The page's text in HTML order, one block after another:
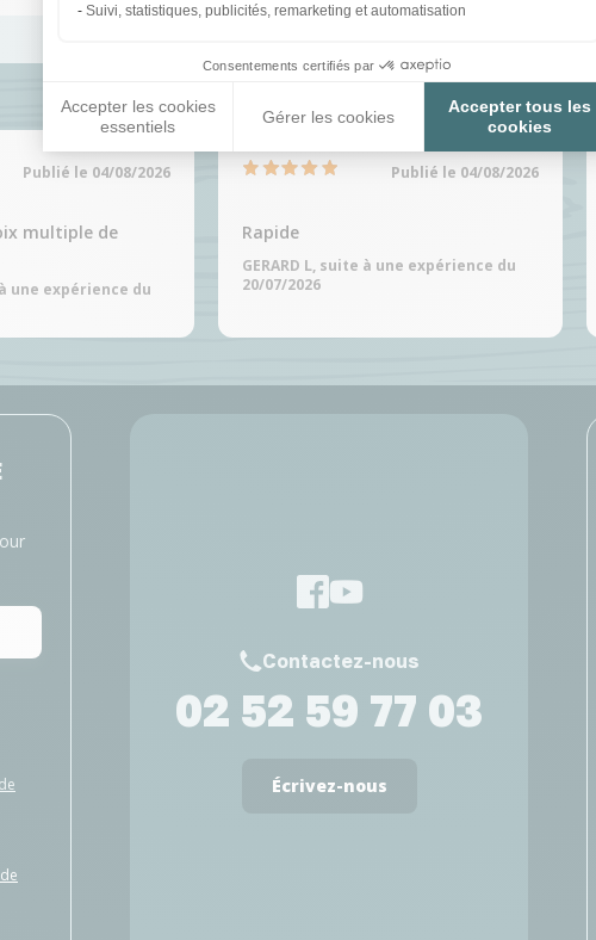
Suivi, statistiques, publicités, remarketing et automatisation
Consentements certifiés par
Accepter les cookies
essentiels
Gérer les cookies
Accepter tous les
cookies
Publié le 04/08/2026
multiple de
une expérience du
Publié le 04/08/2026
Rapide
GERARD L, suite à une expérience du
20/07/2026
Contactez-nous
02 52 59 77 03
Écrivez-nous